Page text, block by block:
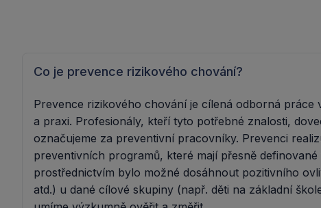
Co je prevence rizikového chování?
Prevence rizikového chování je cílená odborná práce
a praxi. Profesionály, kteří tyto potřebné znalosti,
označujeme za preventivní pracovníky. Prevenci
preventivních programů, které mají přesně
prostřednictvím bylo možné dosáhnout pozitivního
atd.) u dané cílové skupiny (např. děti na základní